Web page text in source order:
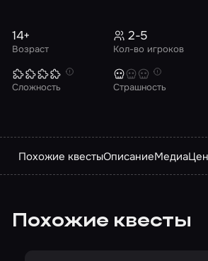
Возраст
14+
Кол-во игроков
2-5
Сложность Страшность
Похожие квестыОписаниеМедиа
Похожие квесты